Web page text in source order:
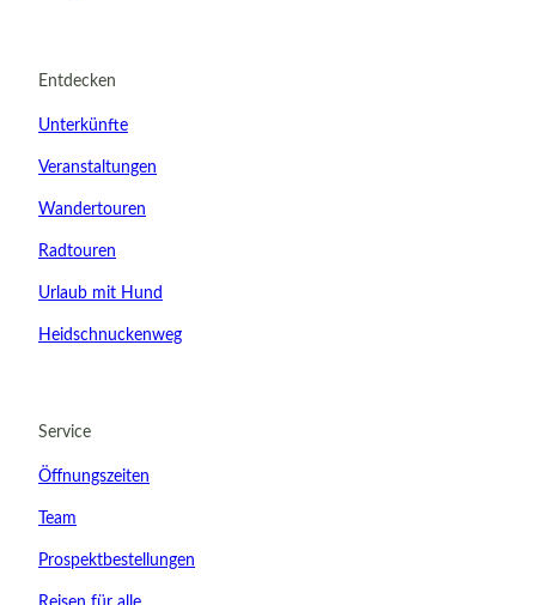
Kinder
Entdecken
Unterkünfte
Veranstaltungen
Wandertouren
Radtouren
Urlaub mit Hund
Heidschnuckenweg
Service
Öffnungszeiten
Team
Prospektbestellungen